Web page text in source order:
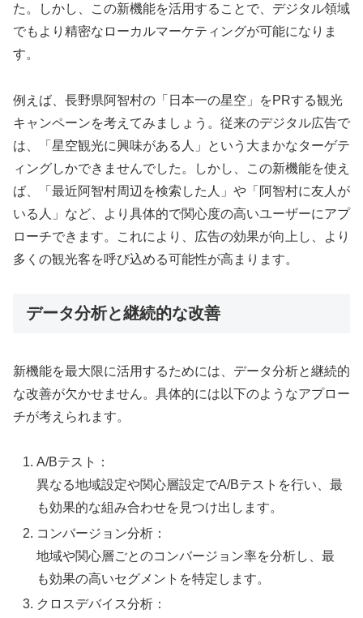
た。しかし、この新機能を活用することで、デジタル領域
でもより精密なローカルマーケティングが可能になりま
す。
例えば、長野県阿智村の「日本一の星空」をPRする観光
キャンペーンを考えてみましょう。従来のデジタル広告で
は、「星空観光に興味がある人」という大まかなターゲテ
ィングしかできませんでした。しかし、この新機能を使え
ば、「最近阿智村周辺を検索した人」や「阿智村に友人が
いる人」など、より具体的で関心度の高いユーザーにアプ
ローチできます。これにより、広告の効果が向上し、より
多くの観光客を呼び込める可能性が高まります。
データ分析と継続的な改善
新機能を最大限に活用するためには、データ分析と継続的
な改善が欠かせません。具体的には以下のようなアプロー
チが考えられます。
A/Bテスト：
異なる地域設定や関心層設定でA/Bテストを行い、最
も効果的な組み合わせを見つけ出します。
コンバージョン分析：
地域や関心層ごとのコンバージョン率を分析し、最
も効果の高いセグメントを特定します。
クロスデバイス分析：